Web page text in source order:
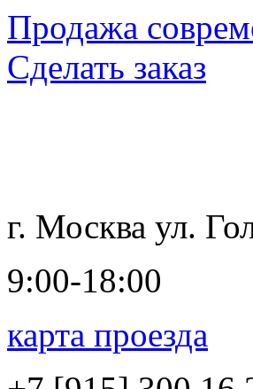
Продажа
Сделать заказ
г. Москва ул.
9:00-18:00
карта проезда